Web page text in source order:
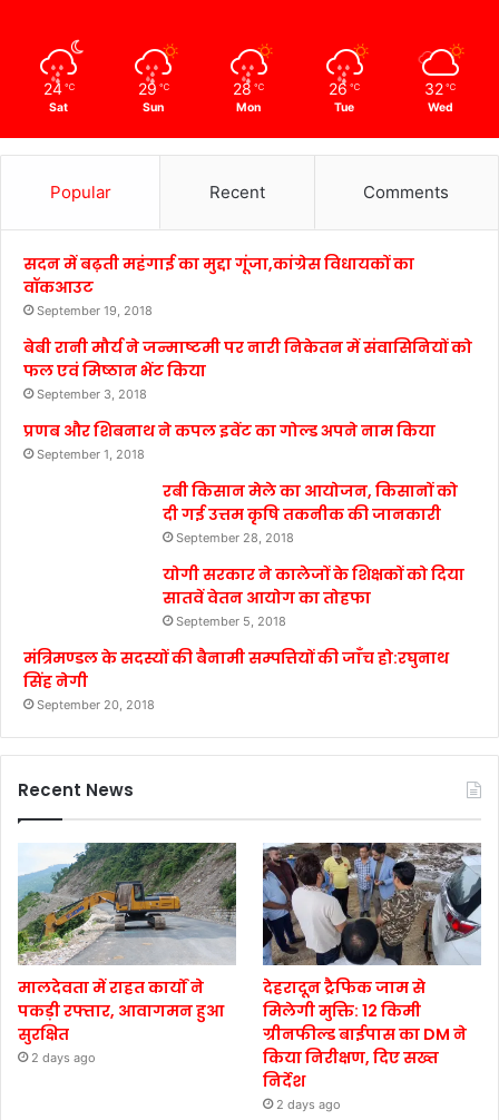
24 ℃
Sat
29 ℃
Sun
28 ℃
Mon
26 ℃
Tue
32 ℃
Wed
Popular Recent Comments
सदन में बढ़ती महंगाई का मुद्दा गूंजा,कांग्रेस विधायकों का
वॉकआउट
September 19, 2018
बेबी रानी मौर्य ने जन्माष्टमी पर नारी निकेतन में संवासिनियों को
फल एवं मिष्ठान भेंट किया
September 3, 2018
प्रणब और शिबनाथ ने कपल इवेंट का गोल्ड अपने नाम किया
September 1, 2018
रबी किसान मेले का आयोजन, किसानों को
दी गई उत्तम कृषि तकनीक की जानकारी
September 28, 2018
योगी सरकार ने कालेजों के शिक्षकों को दिया
सातवें वेतन आयोग का तोहफा
September 5, 2018
मंत्रिमण्डल के सदस्यों की बैनामी सम्पत्तियों की जाँच हो:रघुनाथ
सिंह नेगी
September 20, 2018
Recent News
मालदेवता में राहत कार्यों ने
पकड़ी रफ्तार, आवागमन हुआ
सुरक्षित
2 days ago
देहरादून ट्रैफिक जाम से
मिलेगी मुक्ति: 12 किमी
ग्रीनफील्ड बाईपास का DM ने
किया निरीक्षण, दिए सख्त
निर्देश
2 days ago